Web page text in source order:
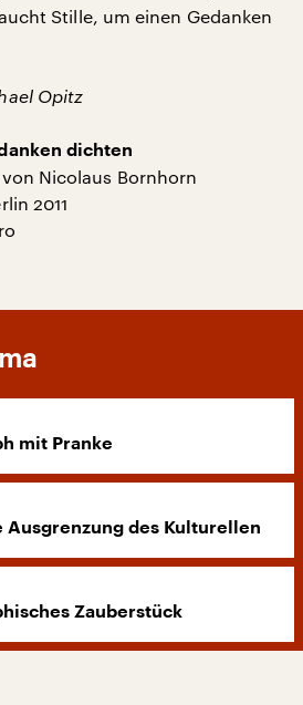
Stille, um einen Gedanken
Opitz
dichten
Nicolaus Bornhorn
2011
mit Pranke
Ausgrenzung des Kulturellen
Zauberstück